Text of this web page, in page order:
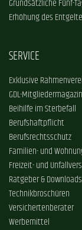
Grundsätzliche Fünf-
Erhöhung des
SERVICE
Exklusive
GDL-Mitgliedermagazin
Beihilfe im Sterbefall
Berufshaftpflicht
Berufsrechtsschutz
Familien- und
Freizeit- und
Ratgeber & Downloads
Technikbroschüren
Versichertenberater
Werbemittel